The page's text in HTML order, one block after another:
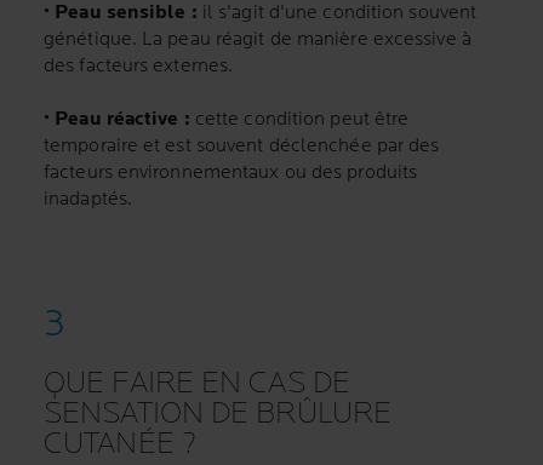
• Peau sensible : il s'agit d'une condition souvent
génétique. La peau réagit de manière excessive à
des facteurs externes.
• Peau réactive : cette condition peut être
temporaire et est souvent déclenchée par des
facteurs environnementaux ou des produits
inadaptés.
QUE FAIRE EN CAS DE
SENSATION DE BRÛLURE
CUTANÉE ?